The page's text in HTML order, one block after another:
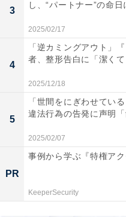
3
し、“パートナー”の命
2025/02/17
4
「逆カミングアウト」
者、整形告白に「潔く
2025/12/18
5
「世間をにぎわせてい
違法行為の告発に声明
2025/02/07
PR
事例から学ぶ『特権アク
KeeperSecurity